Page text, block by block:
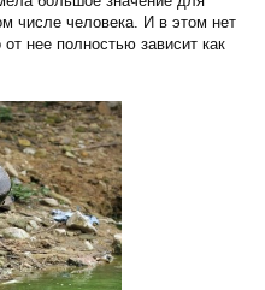
числе человека. И в этом нет
нее полностью зависит как